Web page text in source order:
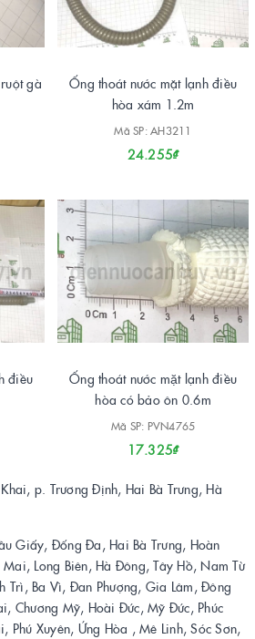
gà
Ống thoát nước mặt lạnh điều
hòa xám 1.2m
Mã SP: AH3211
24.255₫
điều
Ống thoát nước mặt lạnh điều
hòa có bảo ôn 0.6m
Mã SP: PVN4765
17.325₫
p. Trương Định, Hai Bà Trưng, Hà
Giấy, Đống Đa, Hai Bà Trưng, Hoàn
Long Biên, Hà Đông, Tây Hồ, Nam Từ
Trì, Ba Vì, Đan Phượng, Gia Lâm, Đông
Chương Mỹ, Hoài Đức, Mỹ Đức, Phúc
Phú Xuyên, Ứng Hòa , Mê Linh, Sóc Sơn,